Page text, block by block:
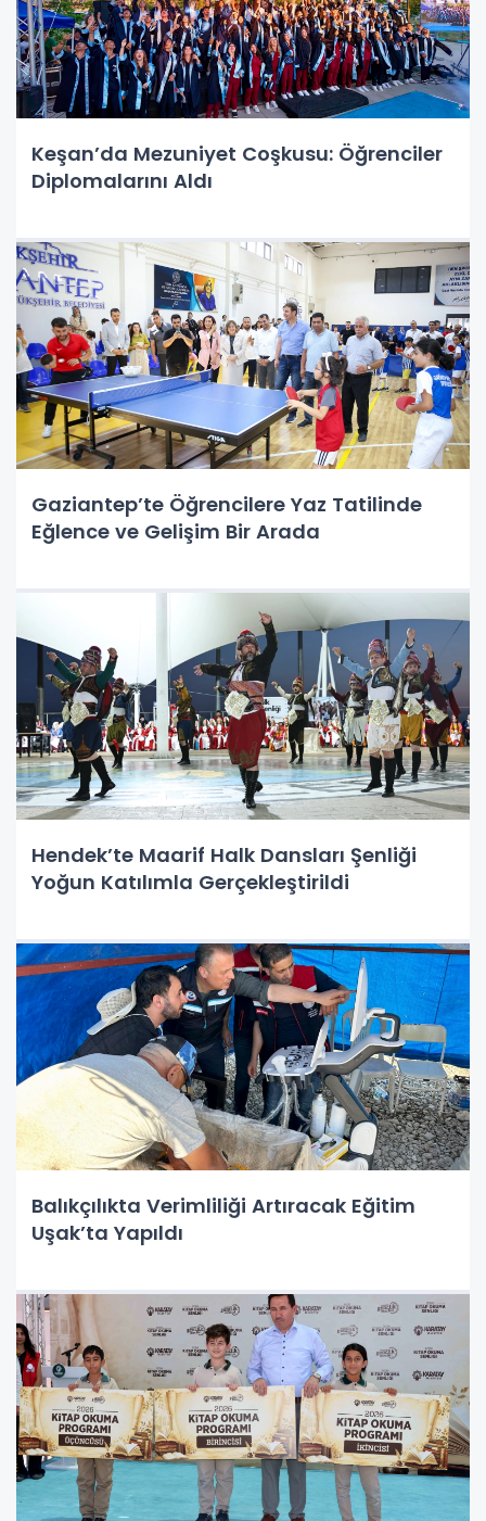
Keşan’da Mezuniyet Coşkusu: Öğrenciler
Diplomalarını Aldı
Gaziantep’te Öğrencilere Yaz Tatilinde
Eğlence ve Gelişim Bir Arada
Hendek’te Maarif Halk Dansları Şenliği
Yoğun Katılımla Gerçekleştirildi
Balıkçılıkta Verimliliği Artıracak Eğitim
Uşak’ta Yapıldı